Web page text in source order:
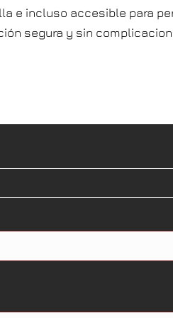
e incluso accesible para
segura y sin